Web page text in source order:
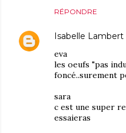
RÉPONDRE
Isabelle Lambert
eva
les oeufs "pas
foncé..surement
sara
c est une super
essaieras